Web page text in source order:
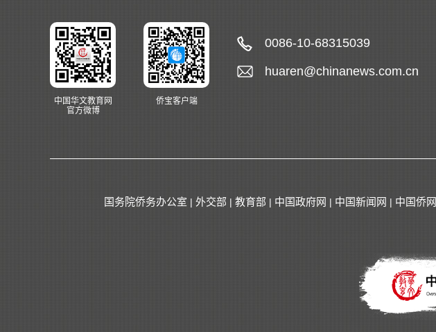
中国华文教育网
官方微博
侨宝客户端
0086-10-68315039
huaren@chinanews.com.cn
国务院侨务办公室 | 外交部 | 教育部 | 中国政府网 | 中国新闻网 | 中国侨网